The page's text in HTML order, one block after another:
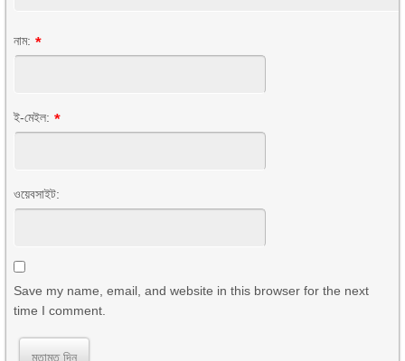
নাম: *
ই-মেইল: *
ওয়েবসাইট:
Save my name, email, and website in this browser for the next
time I comment.